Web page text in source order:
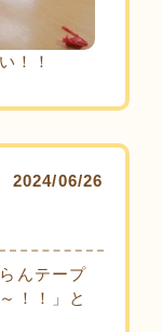
！！
2024/06/26
んテープ
！！」と